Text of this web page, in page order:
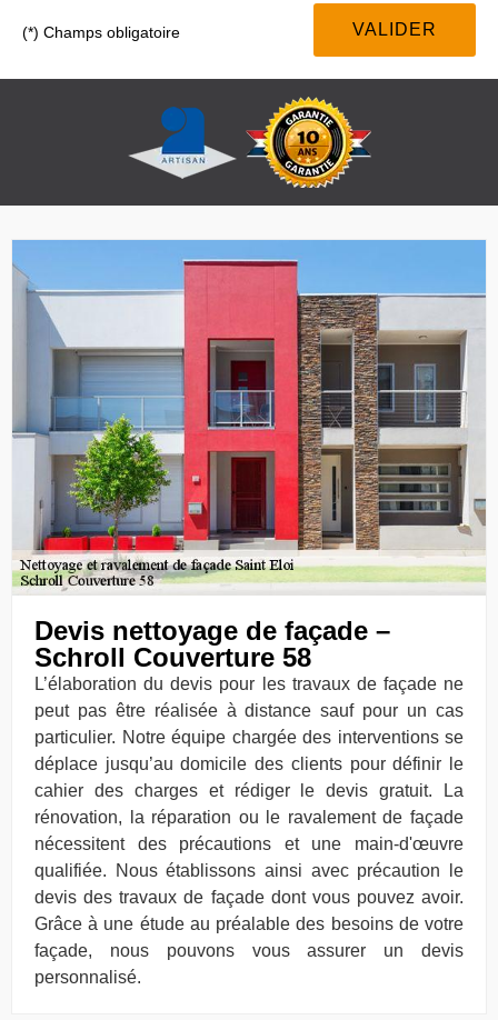
(*) Champs obligatoire
Devis nettoyage de façade –
Schroll Couverture 58
L’élaboration du devis pour les travaux de façade ne
peut pas être réalisée à distance sauf pour un cas
particulier. Notre équipe chargée des interventions se
déplace jusqu’au domicile des clients pour définir le
cahier des charges et rédiger le devis gratuit. La
rénovation, la réparation ou le ravalement de façade
nécessitent des précautions et une main-d'œuvre
qualifiée. Nous établissons ainsi avec précaution le
devis des travaux de façade dont vous pouvez avoir.
Grâce à une étude au préalable des besoins de votre
façade, nous pouvons vous assurer un devis
personnalisé.